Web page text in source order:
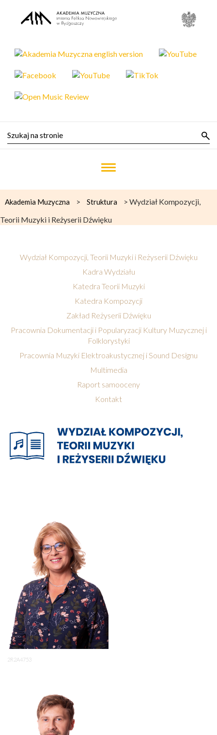
Akademia Muzyczna > Struktura > Wydział Kompozycji,
Teorii Muzyki i Reżyserii Dźwięku
Wydział Kompozycji, Teorii Muzyki i Reżyserii Dźwięku
Kadra Wydziału
Katedra Teorii Muzyki
Katedra Kompozycji
Zakład Reżyserii Dźwięku
Pracownia Dokumentacji i Popularyzacji Kultury Muzycznej i
Folklorystyki
Pracownia Muzyki Elektroakustycznej i Sound Designu
Multimedia
Raport samooceny
Kontakt
2R2A4753